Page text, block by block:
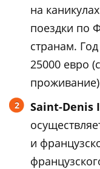
на
поездки по
странам.
25000 евро
проживание)
Saint-Denis
и